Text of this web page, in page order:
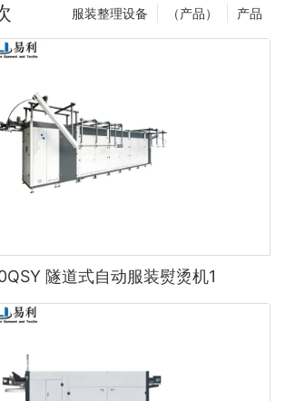
产品
（产品）
服装整理设备
隧道式自动服装熨烫机1